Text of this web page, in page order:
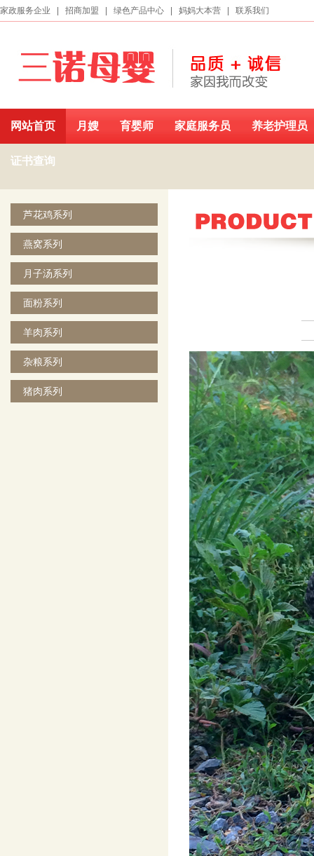
家政服务企业 招商加盟 绿色产品中心 妈妈大本营 联系我们
网站首页 月嫂 育婴师 家庭服务员 养老护理员
证书查询
芦花鸡系列
燕窝系列
月子汤系列
面粉系列
羊肉系列
杂粮系列
猪肉系列